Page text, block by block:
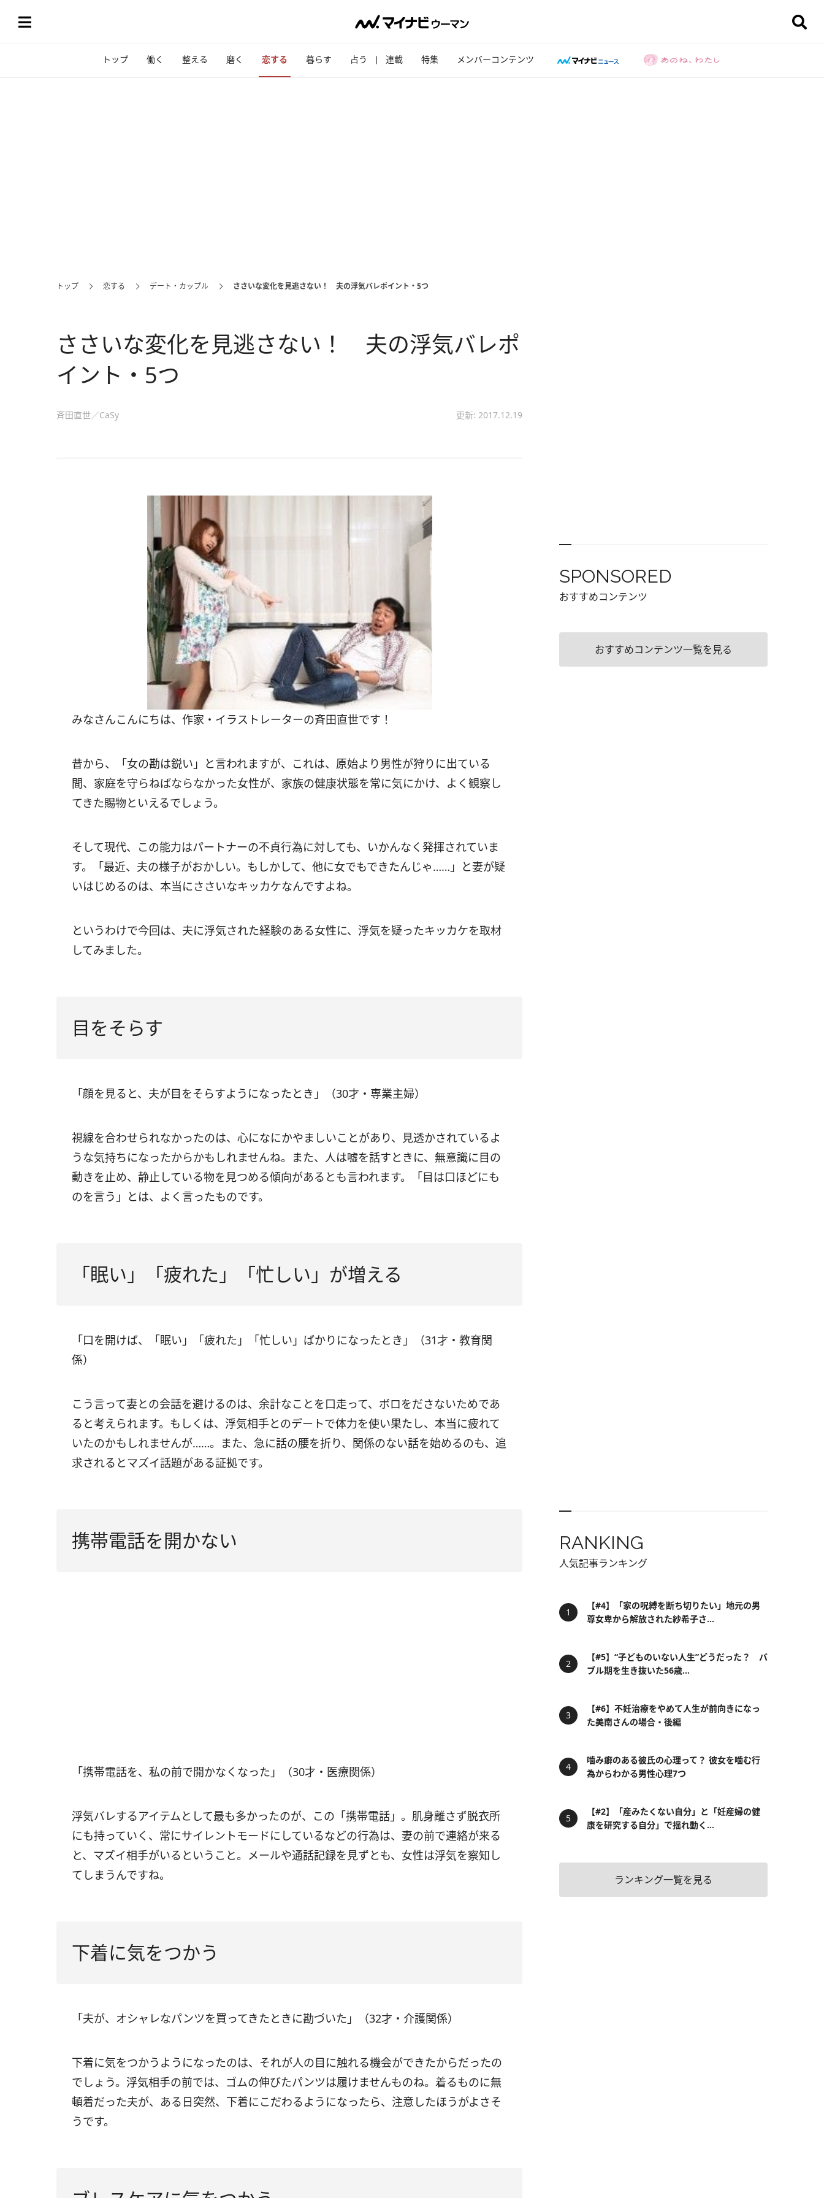
トップ 働く 整える 磨く 恋する 暮らす 占う 連載 特集 メンバーコンテンツ
トップ 恋する デート・カップル ささいな変化を見逃さない！ 夫の浮気バレポイント・5つ
ささいな変化を見逃さない！ 夫の浮気バレポ
イント・5つ
斉田直世／CaSy 更新: 2017.12.19
みなさんこんにちは、作家・イラストレーターの斉田直世です！
昔から、「女の勘は鋭い」と言われますが、これは、原始より男性が狩りに出ている
間、家庭を守らねばならなかった女性が、家族の健康状態を常に気にかけ、よく観察し
てきた賜物といえるでしょう。
そして現代、この能力はパートナーの不貞行為に対しても、いかんなく発揮されていま
す。「最近、夫の様子がおかしい。もしかして、他に女でもできたんじゃ……」と妻が疑
いはじめるのは、本当にささいなキッカケなんですよね。
というわけで今回は、夫に浮気された経験のある女性に、浮気を疑ったキッカケを取材
してみました。
目をそらす
「顔を見ると、夫が目をそらすようになったとき」（30才・専業主婦）
視線を合わせられなかったのは、心になにかやましいことがあり、見透かされているよ
うな気持ちになったからかもしれませんね。また、人は嘘を話すときに、無意識に目の
動きを止め、静止している物を見つめる傾向があるとも言われます。「目は口ほどにも
のを言う」とは、よく言ったものです。
「眠い」「疲れた」「忙しい」が増える
「口を開けば、「眠い」「疲れた」「忙しい」ばかりになったとき」（31才・教育関
係）
こう言って妻との会話を避けるのは、余計なことを口走って、ボロをださないためであ
ると考えられます。もしくは、浮気相手とのデートで体力を使い果たし、本当に疲れて
いたのかもしれませんが……。また、急に話の腰を折り、関係のない話を始めるのも、追
求されるとマズイ話題がある証拠です。
携帯電話を開かない
「携帯電話を、私の前で開かなくなった」（30才・医療関係）
浮気バレするアイテムとして最も多かったのが、この「携帯電話」。肌身離さず脱衣所
にも持っていく、常にサイレントモードにしているなどの行為は、妻の前で連絡が来る
と、マズイ相手がいるということ。メールや通話記録を見ずとも、女性は浮気を察知し
てしまうんですね。
下着に気をつかう
「夫が、オシャレなパンツを買ってきたときに勘づいた」（32才・介護関係）
下着に気をつかうようになったのは、それが人の目に触れる機会ができたからだったの
でしょう。浮気相手の前では、ゴムの伸びたパンツは履けませんものね。着るものに無
頓着だった夫が、ある日突然、下着にこだわるようになったら、注意したほうがよさそ
うです。
SPONSORED
おすすめコンテンツ
おすすめコンテンツ一覧を見る
RANKING
人気記事ランキング
【#4】「家の呪縛を断ち切りたい」地元の男
尊女卑から解放された紗希子さ...
【#5】“子どものいない人生”どうだった？ バ
ブル期を生き抜いた56歳...
【#6】不妊治療をやめて人生が前向きになっ
た美南さんの場合・後編
噛み癖のある彼氏の心理って？ 彼女を噛む行
為からわかる男性心理7つ
【#2】「産みたくない自分」と「妊産婦の健
康を研究する自分」で揺れ動く...
ランキング一覧を見る